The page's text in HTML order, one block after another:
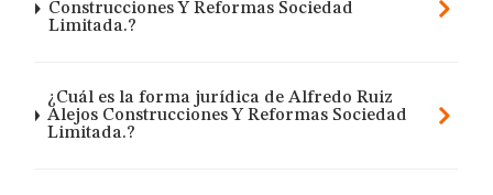
Construcciones Y Reformas Sociedad
Limitada.?
¿Cuál es la forma jurídica de Alfredo Ruiz
Alejos Construcciones Y Reformas Sociedad
Limitada.?